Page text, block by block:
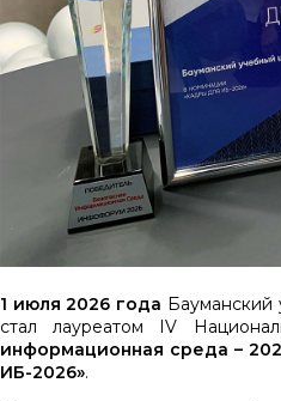
1 июля 2026 года Бауманский
стал лауреатом IV
информационная среда –
ИБ-2026».